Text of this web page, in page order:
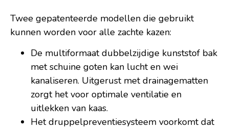
Twee gepatenteerde modellen die gebruikt
kunnen worden voor alle zachte kazen:
De multiformaat dubbelzijdige kunststof bak
met schuine goten kan lucht en wei
kanaliseren. Uitgerust met drainagematten
zorgt het voor optimale ventilatie en
uitlekken van kaas.
Het druppelpreventiesysteem voorkomt dat